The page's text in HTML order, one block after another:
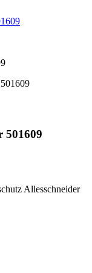
501609
Allesschneider